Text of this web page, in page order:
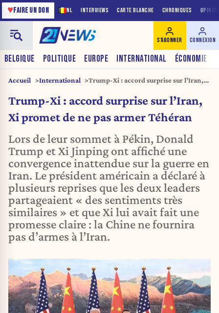
NL INTERVIEWS CARTE BLANCHE CHRONIQUES
♥FAIRE UN DON
BELGIQUE POLITIQUE EUROPE INTERNATIONAL ÉCONOMIE
S'ABONNER CONNEXION
Accueil International
Trump-Xi : accord surprise sur l’Iran,
Trump-Xi : accord surprise sur l’Iran,
Xi promet de ne pas armer Téhéran
Lors de leur sommet à Pékin, Donald
Trump et Xi Jinping ont affiché une
convergence inattendue sur la guerre en
Iran. Le président américain a déclaré à
plusieurs reprises que les deux leaders
partageaient « des sentiments très
similaires » et que Xi lui avait fait une
promesse claire : la Chine ne fournira
pas d’armes à l’Iran.